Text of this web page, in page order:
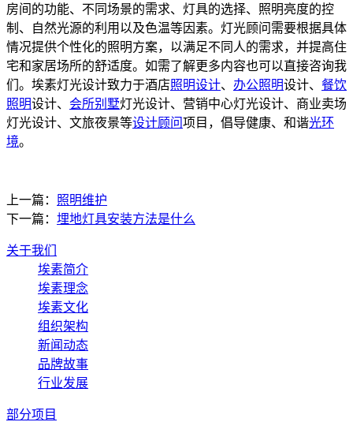
房间的功能、不同场景的需求、灯具的选择、照明亮度的控
制、自然光源的利用以及色温等因素。灯光顾问需要根据具体
情况提供个性化的照明方案，以满足不同人的需求，并提高住
宅和家居场所的舒适度。如需了解更多内容也可以直接咨询我
们。埃素灯光设计致力于酒店照明设计、 办公照明设计、 餐饮
照明设计、 会所别墅灯光设计、营销中心灯光设计、商业卖场
灯光设计、文旅夜景等设计顾问项目，倡导健康、和谐光环
境。
上一篇： 照明维护
下一篇： 埋地灯具安装方法是什么
关于我们
埃素简介
埃素理念
埃素文化
组织架构
新闻动态
品牌故事
行业发展
部分项目